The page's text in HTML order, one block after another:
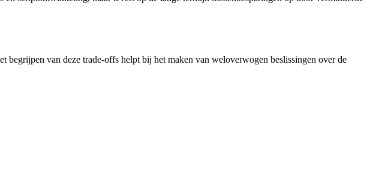
begrijpen van deze trade-offs helpt bij het maken van weloverwogen beslissingen over de